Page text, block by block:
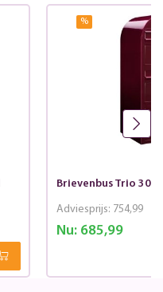
%
Brievenbus Trio
Nu:685,99
Adviesprijs: 754,99